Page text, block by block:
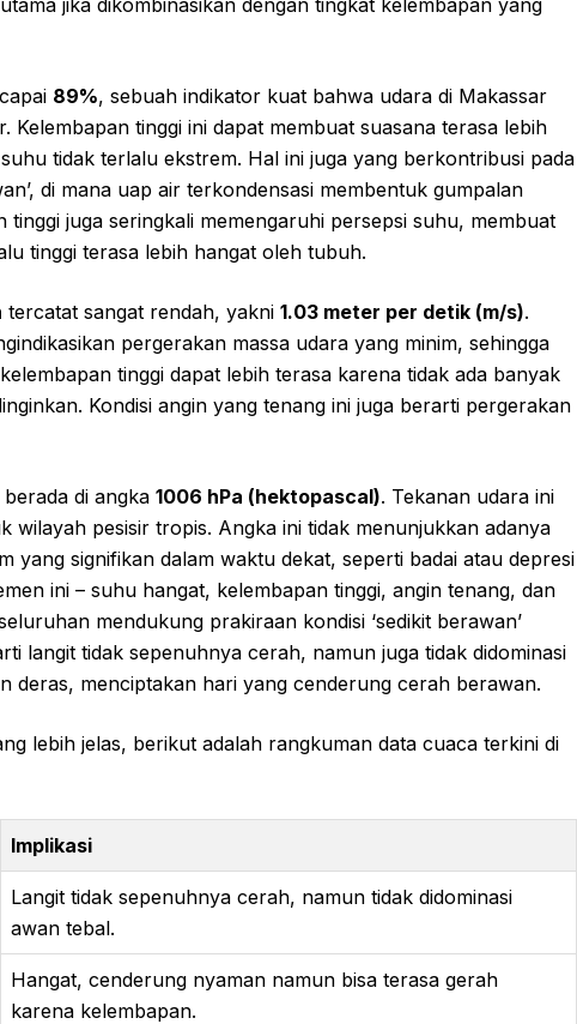
89%, sebuah indikator kuat bahwa udara di Makassar
Kelembapan tinggi ini dapat membuat suasana terasa lebih
tidak terlalu ekstrem. Hal ini juga yang berkontribusi pada
di mana uap air terkondensasi membentuk gumpalan
tinggi juga seringkali memengaruhi persepsi suhu, membuat
tinggi terasa lebih hangat oleh tubuh.
tercatat sangat rendah, yakni 1.03 meter per detik (m/s).
pergerakan massa udara yang minim, sehingga
tinggi dapat lebih terasa karena tidak ada banyak
Kondisi angin yang tenang ini juga berarti pergerakan
berada di angka 1006 hPa (hektopascal). Tekanan udara ini
wilayah pesisir tropis. Angka ini tidak menunjukkan adanya
yang signifikan dalam waktu dekat, seperti badai atau depresi
ini – suhu hangat, kelembapan tinggi, angin tenang, dan
mendukung prakiraan kondisi ‘sedikit berawan’
langit tidak sepenuhnya cerah, namun juga tidak didominasi
deras, menciptakan hari yang cenderung cerah berawan.
lebih jelas, berikut adalah rangkuman data cuaca terkini di
Implikasi
Langit tidak sepenuhnya cerah, namun tidak didominasi
awan tebal.
Hangat, cenderung nyaman namun bisa terasa gerah
karena kelembapan.